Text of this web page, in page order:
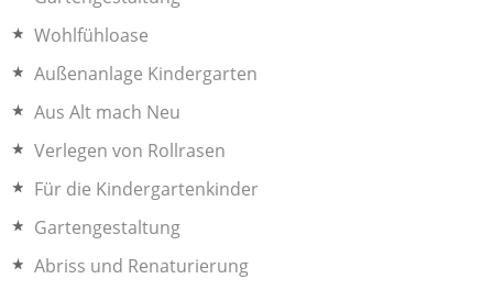
Wohlfühloase
Außenanlage Kindergarten
Aus Alt mach Neu
Verlegen von Rollrasen
Für die Kindergartenkinder
Gartengestaltung
Abriss und Renaturierung